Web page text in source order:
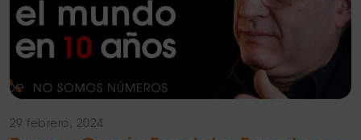
29 febrero, 2024